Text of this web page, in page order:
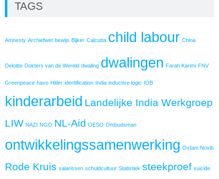
TAGS
Amnesty Archiefwet bewijs Bijker Calcutta child labour China
Deloitte Dokters van de Wereld dwaling dwalingen Farah Karimi FNV
Greenpeace havo Hitler identification India inductive logic IOB
kinderarbeid Landelijke India Werkgroep
LIW NAZI NGO NL-Aid OESO Ombudsman
ontwikkelingssamenwerking Oxfam Novib
Rode Kruis salarissen schuldcultuur Statistiek steekproef suicide